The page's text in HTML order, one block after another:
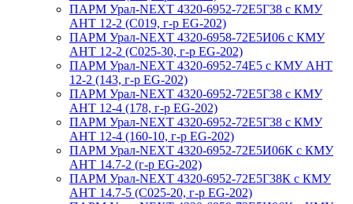
ПАРМ Урал-NEXT 4320-6952-72Е5Г38 с КМУ
АНТ 12-2 (С019, г-р EG-202)
ПАРМ Урал-NEXT 4320-6958-72Е5И06 с КМУ
АНТ 12-2 (С025-30, г-р EG-202)
ПАРМ Урал-NEXT 4320-6952-74Е5 с КМУ АНТ
12-2 (143, г-р EG-202)
ПАРМ Урал-NEXT 4320-6952-72Е5Г38 с КМУ
АНТ 12-4 (178, г-р EG-202)
ПАРМ Урал-NEXT 4320-6952-72Е5Г38 с КМУ
АНТ 12-4 (160-10, г-р EG-202)
ПАРМ Урал-NEXT 4320-6952-72Е5И06К с КМУ
АНТ 14.7-2 (г-р EG-202)
ПАРМ Урал-NEXT 4320-6952-72Е5Г38К с КМУ
АНТ 14.7-5 (С025-20, г-р EG-202)